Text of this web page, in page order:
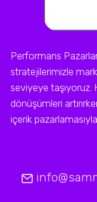
Performans
stratejilerimizle
seviyeye taşıyoruz.
dönüşümleri
içerik